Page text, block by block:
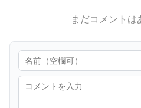
まだコメントは